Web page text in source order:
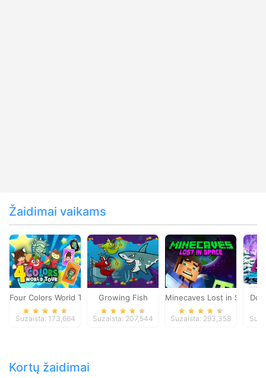
Žaidimai vaikams
Four Colors World Tour
Suzaista: 173,664
Growing Fish
Suzaista: 207,544
Minecaves Lost in Space
Suzaista: 293,358
Kortų žaidimai